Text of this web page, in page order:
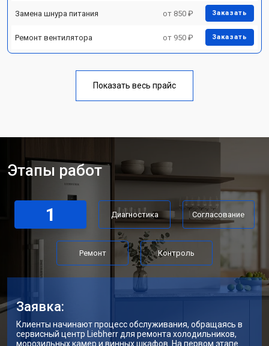
Замена шнура питания от 850 ₽ Заказать
Ремонт вентилятора от 950 ₽ Заказать
Показать весь прайс
Этапы работ
1 Диагностика Согласование
Ремонт Контроль
Заявка:
Клиенты начинают процесс обслуживания, обращаясь в
сервисный центр Liebherr для ремонта холодильников,
морозильных камер и винных шкафов. На первом этапе